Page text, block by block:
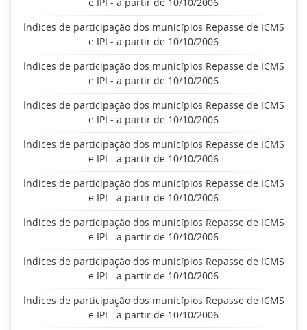
Índices de participação dos municípios Repasse de ICMS
e IPI - a partir de 10/10/2006
Índices de participação dos municípios Repasse de ICMS
e IPI - a partir de 10/10/2006
Índices de participação dos municípios Repasse de ICMS
e IPI - a partir de 10/10/2006
Índices de participação dos municípios Repasse de ICMS
e IPI - a partir de 10/10/2006
Índices de participação dos municípios Repasse de ICMS
e IPI - a partir de 10/10/2006
Índices de participação dos municípios Repasse de ICMS
e IPI - a partir de 10/10/2006
Índices de participação dos municípios Repasse de ICMS
e IPI - a partir de 10/10/2006
Índices de participação dos municípios Repasse de ICMS
e IPI - a partir de 10/10/2006